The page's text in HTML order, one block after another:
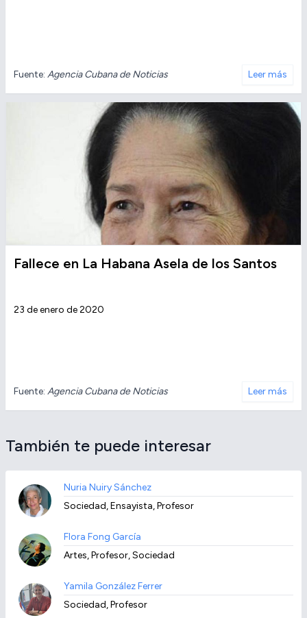
Fuente: Agencia Cubana de Noticias Leer más
Fallece en La Habana Asela de los Santos
23 de enero de 2020
Fuente: Agencia Cubana de Noticias Leer más
También te puede interesar
Nuria Nuiry Sánchez
Sociedad, Ensayista, Profesor
Flora Fong García
Artes, Profesor, Sociedad
Yamila González Ferrer
Sociedad, Profesor